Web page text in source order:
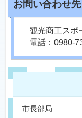
観光商工ス
電話：0980-
市長部局